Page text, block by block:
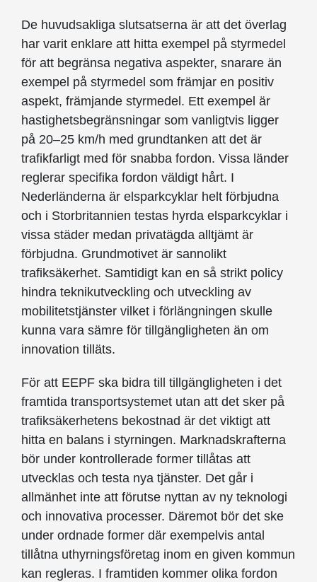
De huvudsakliga slutsatserna är att det överlag
har varit enklare att hitta exempel på styrmedel
för att begränsa negativa aspekter, snarare än
exempel på styrmedel som främjar en positiv
aspekt, främjande styrmedel. Ett exempel är
hastighetsbegränsningar som vanligtvis ligger
på 20–25 km/h med grundtanken att det är
trafikfarligt med för snabba fordon. Vissa länder
reglerar specifika fordon väldigt hårt. I
Nederländerna är elsparkcyklar helt förbjudna
och i Storbritannien testas hyrda elsparkcyklar i
vissa städer medan privatägda alltjämt är
förbjudna. Grundmotivet är sannolikt
trafiksäkerhet. Samtidigt kan en så strikt policy
hindra teknikutveckling och utveckling av
mobilitetstjänster vilket i förlängningen skulle
kunna vara sämre för tillgängligheten än om
innovation tilläts.
För att EEPF ska bidra till tillgängligheten i det
framtida transportsystemet utan att det sker på
trafiksäkerhetens bekostnad är det viktigt att
hitta en balans i styrningen. Marknadskrafterna
bör under kontrollerade former tillåtas att
utvecklas och testa nya tjänster. Det går i
allmänhet inte att förutse nyttan av ny teknologi
och innovativa processer. Däremot bör det ske
under ordnade former där exempelvis antal
tillåtna uthyrningsföretag inom en given kommun
kan regleras. I framtiden kommer olika fordon